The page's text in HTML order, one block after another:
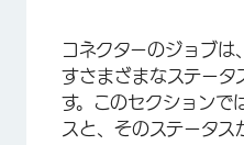
コネクターのジョブは
すさまざまなステータ
す。このセクションで
スと、そのステータス